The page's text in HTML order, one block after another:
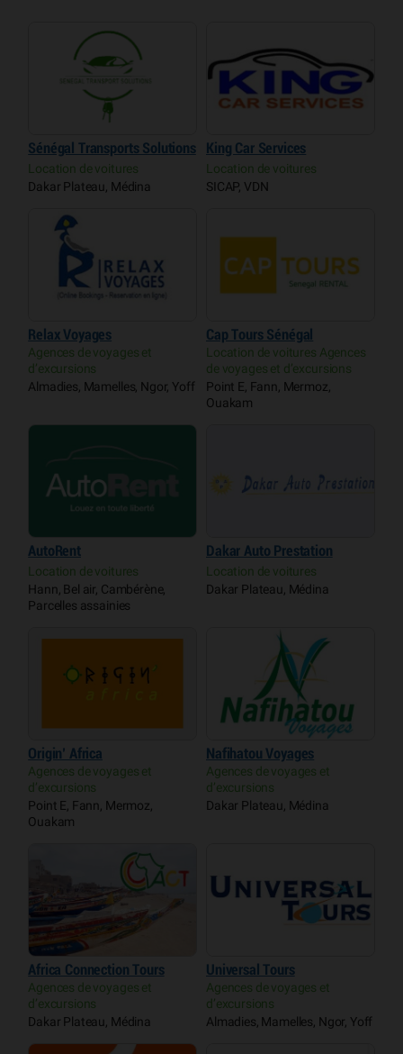
Sénégal Transports Solutions
Location de voitures
Dakar Plateau, Médina
King Car Services
Location de voitures
SICAP, VDN
Relax Voyages
Agences de voyages et
d’excursions
Almadies, Mamelles, Ngor, Yoff
Cap Tours Sénégal
Location de voitures Agences
de voyages et d’excursions
Point E, Fann, Mermoz,
Ouakam
AutoRent
Location de voitures
Hann, Bel air, Cambérène,
Parcelles assainies
Dakar Auto Prestation
Location de voitures
Dakar Plateau, Médina
Origin’ Africa
Agences de voyages et
d’excursions
Point E, Fann, Mermoz,
Ouakam
Nafihatou Voyages
Agences de voyages et
d’excursions
Dakar Plateau, Médina
Africa Connection Tours
Agences de voyages et
d’excursions
Dakar Plateau, Médina
Universal Tours
Agences de voyages et
d’excursions
Almadies, Mamelles, Ngor, Yoff